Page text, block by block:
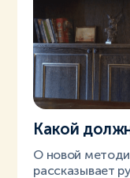
Какой
О новой
рассказывает